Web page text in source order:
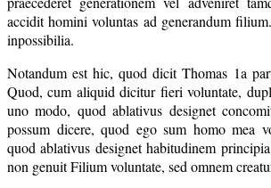
accidit homini voluntas ad generandum
inpossibilia.
Notandum est hic, quod dicit Thomas 1a
Quod, cum aliquid dicitur fieri voluntate,
uno modo, quod ablativus designet
possum dicere, quod ego sum homo mea
quod ablativus designet habitudinem
non genuit Filium voluntate, sed omnem